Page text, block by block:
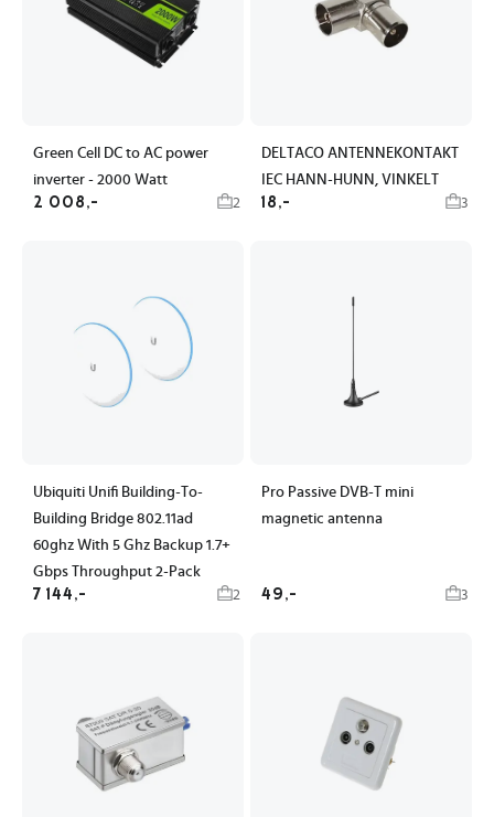
Green Cell DC to AC power
inverter - 2000 Watt
2 008,- 2
DELTACO ANTENNEKONTAKT
IEC HANN-HUNN, VINKELT
18,- 3
Ubiquiti Unifi Building-To-
Building Bridge 802.11ad
60ghz With 5 Ghz Backup 1.7+
Gbps Throughput 2-Pack
7 144,- 2
Pro Passive DVB-T mini
magnetic antenna
49,- 3